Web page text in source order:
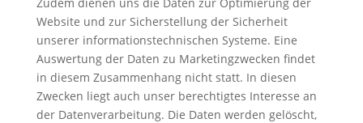
Website und zur Sicherstellung der Sicherheit
unserer informationstechnischen Systeme. Eine
Auswertung der Daten zu Marketingzwecken findet
in diesem Zusammenhang nicht statt. In diesen
Zwecken liegt auch unser berechtigtes Interesse an
der Datenverarbeitung. Die Daten werden gelöscht,